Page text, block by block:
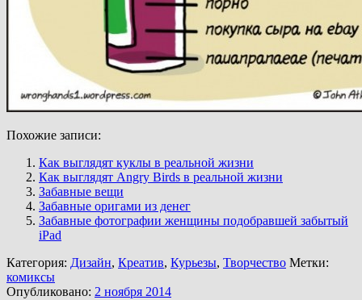
Похожие записи:
Как выглядят куклы в реальной жизни
Как выглядят Angry Birds в реальной жизни
Забавные вещи
Забавные оригами из денег
Забавные фотографии женщины подобравшей забытый
iPad
Категория: Дизайн, Креатив, Курьезы, Творчество Метки:
комиксы
Опубликовано: 2 ноября 2014